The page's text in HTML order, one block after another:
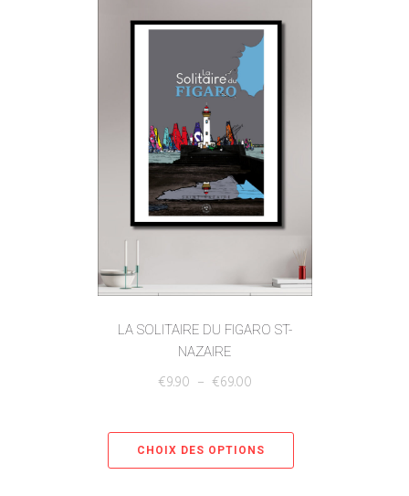
LA SOLITAIRE DU FIGARO ST-
NAZAIRE
€9.90 – €69.00
CHOIX DES OPTIONS